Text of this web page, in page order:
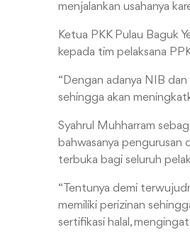
menjalankan usahanya
Ketua PKK Pulau Baguk
kepada tim pelaksana
“Dengan adanya NIB
sehingga akan
Syahrul Muhharram
bahwasanya pengurusan
terbuka bagi seluruh
“Tentunya demi
memiliki perizinan
sertifikasi halal,